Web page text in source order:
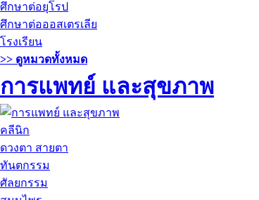
ศึกษาต่อยุโรป
ศึกษาต่อออสเตรเลีย
โรงเรียน
>> ดูหมวดทั้งหมด
การแพทย์ และสุขภาพ
คลีนิก
ดวงตา สายตา
ทันตกรรม
ศัลยกรรม